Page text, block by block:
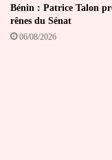
Bénin : Patrice Talon
rênes du Sénat
06/08/2026